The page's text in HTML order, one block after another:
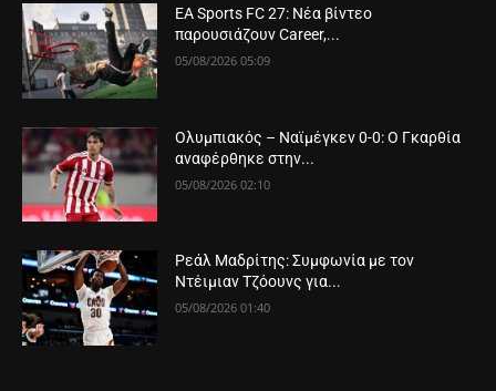
EA Sports FC 27: Νέα βίντεο
παρουσιάζουν Career,...
05/08/2026 05:09
Ολυμπιακός – Ναϊμέγκεν 0-0: Ο Γκαρθία
αναφέρθηκε στην...
05/08/2026 02:10
Ρεάλ Μαδρίτης: Συμφωνία με τον
Ντέιμιαν Τζόουνς για...
05/08/2026 01:40